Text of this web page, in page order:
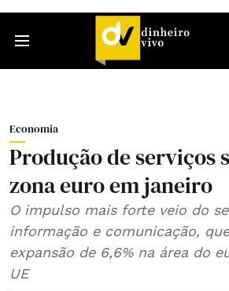
Economia
Produção de serviços
zona euro em janeiro
O impulso mais forte veio do
informação e comunicação,
expansão de 6,6% na área do
UE